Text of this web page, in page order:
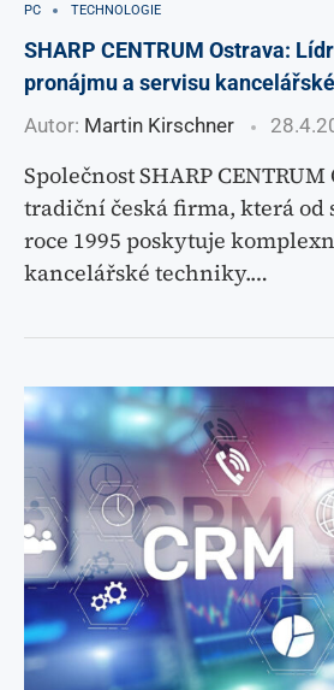
PC TECHNOLOGIE
SHARP CENTRUM Ostrava:
pronájmu a servisu
Autor: Martin Kirschner
Společnost SHARP CENTRUM
tradiční česká firma, která od
roce 1995 poskytuje
kancelářské techniky.…